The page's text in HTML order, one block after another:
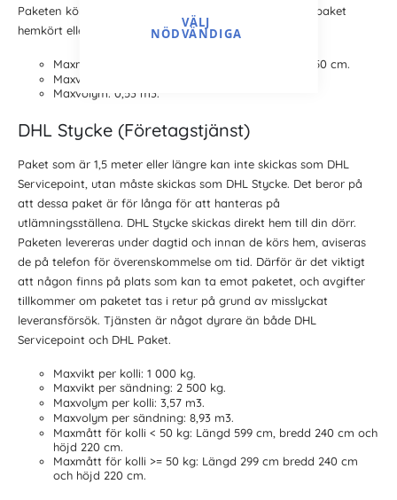
VÄLJ
NÖDVÄNDIGA
Paketen körs ut under dagtid. Passar om du vill få ditt paket
hemkört eller om du är företagskund.
Maxmått: Längd 150 cm, bredd 50 cm och höjd 50 cm.
Maxvikt per kolli/hela sändningen: 35 kg/150 kg.
Maxvolym: 0,53 m3.
DHL Stycke (Företagstjänst)
Paket som är 1,5 meter eller längre kan inte skickas som DHL
Servicepoint, utan måste skickas som DHL Stycke. Det beror på
att dessa paket är för långa för att hanteras på
utlämningsställena. DHL Stycke skickas direkt hem till din dörr.
Paketen levereras under dagtid och innan de körs hem, aviseras
de på telefon för överenskommelse om tid. Därför är det viktigt
att någon finns på plats som kan ta emot paketet, och avgifter
tillkommer om paketet tas i retur på grund av misslyckat
leveransförsök. Tjänsten är något dyrare än både DHL
Servicepoint och DHL Paket.
Maxvikt per kolli: 1 000 kg.
Maxvikt per sändning: 2 500 kg.
Maxvolym per kolli: 3,57 m3.
Maxvolym per sändning: 8,93 m3.
Maxmått för kolli < 50 kg: Längd 599 cm, bredd 240 cm och
höjd 220 cm.
Maxmått för kolli >= 50 kg: Längd 299 cm bredd 240 cm
och höjd 220 cm.